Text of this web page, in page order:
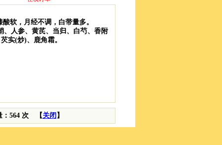
软，月经不调，白带量多。
人参、黄芪、当归、白芍、香附
实(炒)、鹿角霜。
：564 次 【 关闭 】